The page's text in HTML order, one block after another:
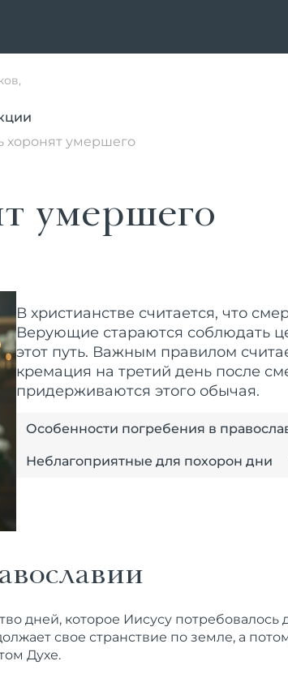
хоронят умершего
умершего
В христианстве считается, что
Верующие стараются соблюдать
этот путь. Важным правилом
кремация на третий день после
придерживаются этого обычая.
Особенности погребения в
Неблагоприятные для похорон дни
дней, которое Иисусу
свое странствие по земле, а
Духе.